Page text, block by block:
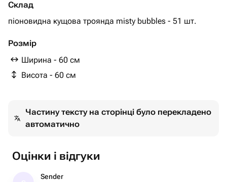
Склад
піоновидна кущова троянда misty bubbles - 51 шт.
Розмір
Ширина - 60 см
Висота - 60 см
Частину тексту на сторінці було перекладено
автоматично
Оцінки і відгуки
Sender